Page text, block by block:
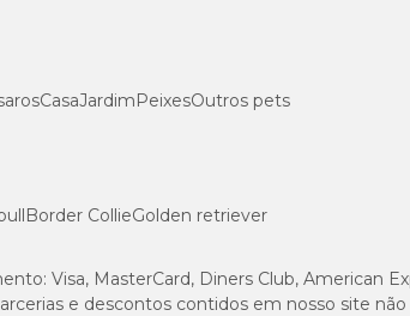
CasaJardimPeixesOutros pets
Border CollieGolden retriever
Visa, MasterCard, Diners Club, American
e descontos contidos em nosso site